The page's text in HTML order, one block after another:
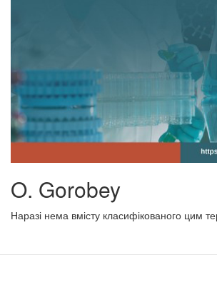
O. Gorobey
Наразі нема вмісту класифікованого цим